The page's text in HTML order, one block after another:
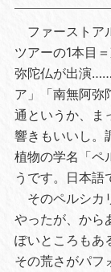
ファーストア
ツアーの1本目
弥陀仏が出演
ア」「南無阿弥
通というか、ま
響きもいいし。
植物の学名「ペ
うです。日本語
そのペルシカ
やったが、から
ぽいところもあ
その荒さがパフ